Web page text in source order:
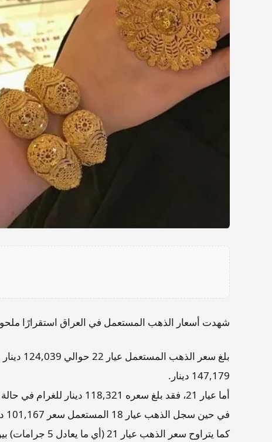
شهدت أسعار الذهب المستعمل في العراق استقرارًا
بلغ سعر
147,179 دينار.
أما عيار 21، فقد بلغ سعره 118,321 دينار للغرام في حالة المستعمل، مقابل 141,690 دينار للغرام للذهب الجديد.
في حين سجل الذهب عيار 18 المستعمل سعر 101,167 دينار للجرام، ويُعرض الجديد منه بسعر يصل إلى 137,916 دينار.